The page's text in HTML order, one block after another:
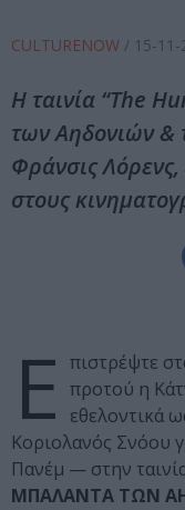
CULTURENOW / 15-11-
Η ταινία “The
των Αηδονιών &
Φράνσις
στους
Ε πιστρέψτε
προτού η
εθελοντικά
Κοριολανός Σνόου
Πανέμ — στην
ΜΠΑΛΑΝΤΑ ΤΩΝ